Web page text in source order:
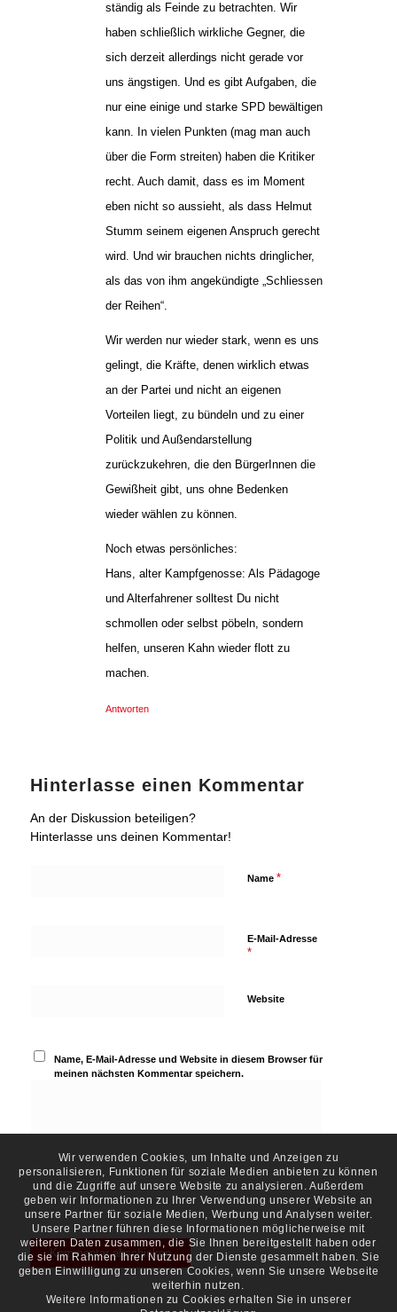
ständig als Feinde zu betrachten. Wir
haben schließlich wirkliche Gegner, die
sich derzeit allerdings nicht gerade vor
uns ängstigen. Und es gibt Aufgaben, die
nur eine einige und starke SPD bewältigen
kann. In vielen Punkten (mag man auch
über die Form streiten) haben die Kritiker
recht. Auch damit, dass es im Moment
eben nicht so aussieht, als dass Helmut
Stumm seinem eigenen Anspruch gerecht
wird. Und wir brauchen nichts dringlicher,
als das von ihm angekündigte „Schliessen
der Reihen“.
Wir werden nur wieder stark, wenn es uns
gelingt, die Kräfte, denen wirklich etwas
an der Partei und nicht an eigenen
Vorteilen liegt, zu bündeln und zu einer
Politik und Außendarstellung
zurückzukehren, die den BürgerInnen die
Gewißheit gibt, uns ohne Bedenken
wieder wählen zu können.
Noch etwas persönliches:
Hans, alter Kampfgenosse: Als Pädagoge
und Alterfahrener solltest Du nicht
schmollen oder selbst pöbeln, sondern
helfen, unseren Kahn wieder flott zu
machen.
Antworten
Hinterlasse einen Kommentar
An der Diskussion beteiligen?
Hinterlasse uns deinen Kommentar!
Name *
E-Mail-Adresse
*
Website
Name, E-Mail-Adresse und Website in diesem Browser für
meinen nächsten Kommentar speichern.
Wir verwenden Cookies, um Inhalte und Anzeigen zu
personalisieren, Funktionen für soziale Medien anbieten zu können
und die Zugriffe auf unsere Website zu analysieren. Außerdem
geben wir Informationen zu Ihrer Verwendung unserer Website an
unsere Partner für soziale Medien, Werbung und Analysen weiter.
Unsere Partner führen diese Informationen möglicherweise mit
weiteren Daten zusammen, die Sie Ihnen bereitgestellt haben oder
die sie im Rahmen Ihrer Nutzung der Dienste gesammelt haben. Sie
geben Einwilligung zu unseren Cookies, wenn Sie unsere Webseite
weiterhin nutzen.
Weitere Informationen zu Cookies erhalten Sie in unserer